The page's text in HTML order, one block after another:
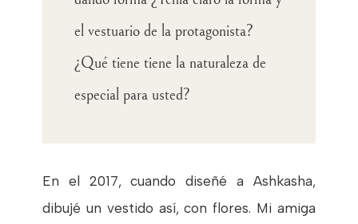
el vestuario de la protagonista?
¿Qué tiene tiene la naturaleza de
especial para usted?
En el 2017, cuando diseñé a Ashkasha,
dibujé un vestido así, con flores. Mi amiga